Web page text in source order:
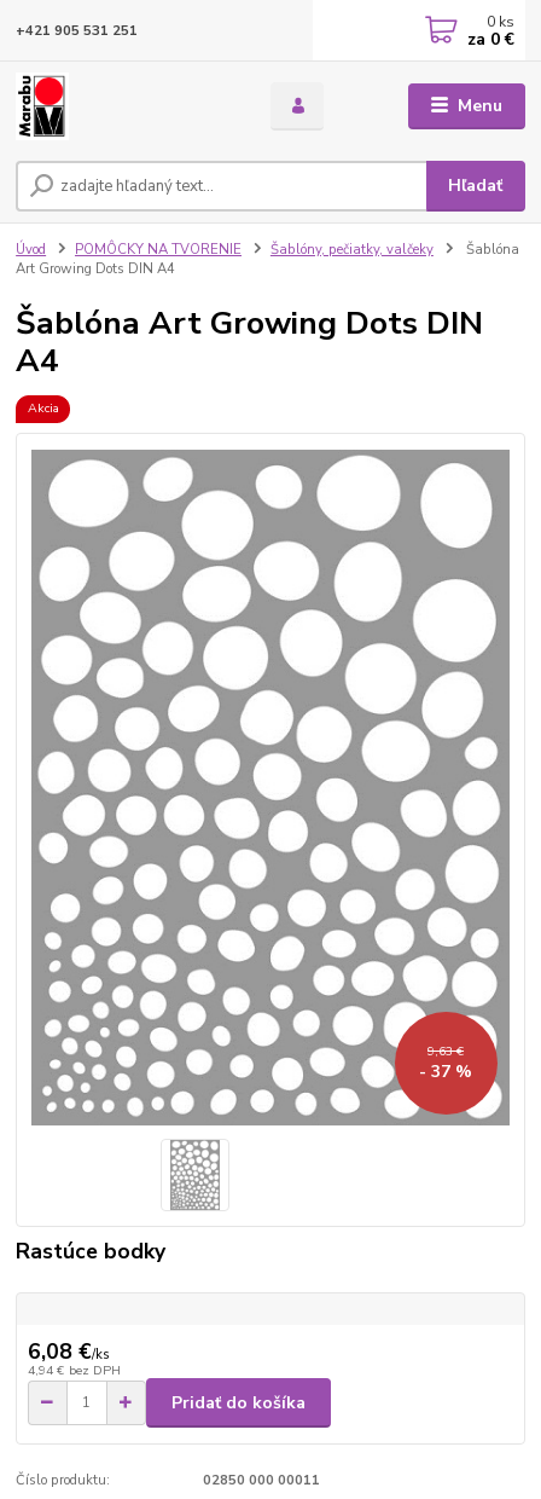
Menu
Hľadať
+421 905 531 251 0 ks
za 0 €
Úvod POMÔCKY NA TVORENIE Šablóny, pečiatky, valčeky
Šablóna
Art Growing Dots DIN A4
Šablóna Art Growing Dots DIN
A4
Akcia
9,63 €
- 37 %
Rastúce bodky
6,08 €/ks
4,94 € bez DPH
Pridať do košíka
Číslo produktu: 02850 000 00011